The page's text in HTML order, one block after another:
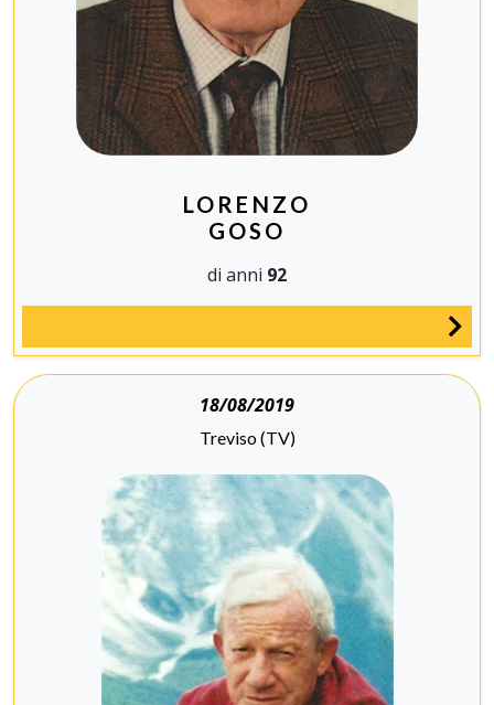
LORENZO
GOSO
di anni 92
18/08/2019
Treviso (TV)